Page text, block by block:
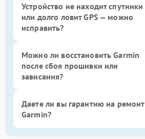
Устройство не находит спутники
или долго ловит GPS — можно
исправить?
Можно ли восстановить Garmin
после сбоя прошивки или
зависания?
Даете ли вы гарантию на ремонт
Garmin?